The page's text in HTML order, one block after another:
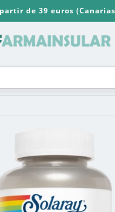
partir de 39 euros